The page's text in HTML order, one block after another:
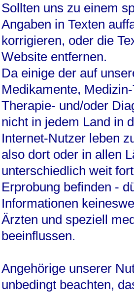
Sollten uns zu einem
Angaben in Texten
korrigieren, oder die
Website entfernen.
Da einige der auf
Medikamente,
Therapie- und/oder
nicht in jedem Land in
Internet-Nutzer leben
also dort oder in allen
unterschiedlich weit
Erprobung befinden -
Informationen
Ärzten und speziell
beeinflussen.
Angehörige unserer
unbedingt beachten,